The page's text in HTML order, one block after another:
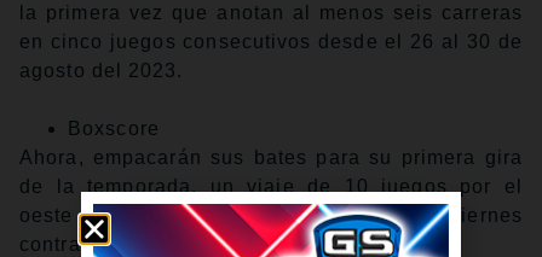
la primera vez que anotan al menos seis carreras
en cinco juegos consecutivos desde el 26 al 30 de
agosto del 2023.
Boxscore
Ahora, empacarán sus bates para su primera gira
de la temporada, un viaje de 10 juegos por el
oeste que comienza en Sacramento el viernes
contra los Atléticos.